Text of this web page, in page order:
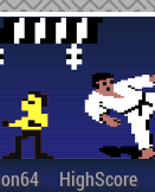
HighScore